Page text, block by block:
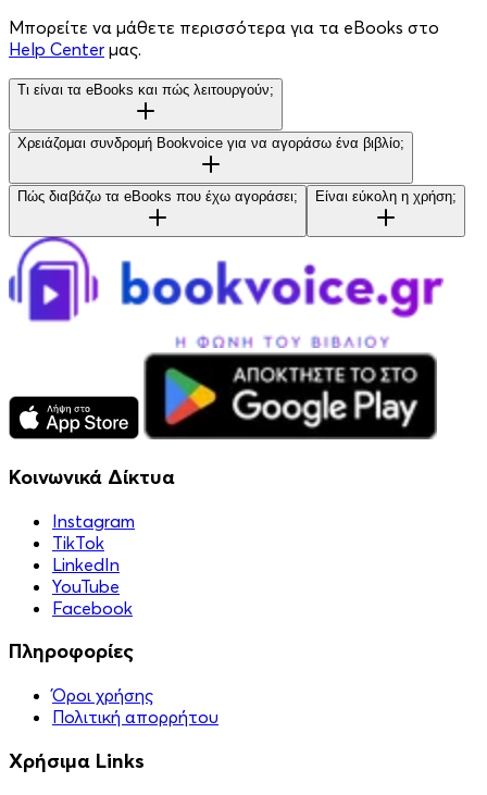
Μπορείτε να μάθετε περισσότερα για τα eBooks στο
Help Center μας.
Τι είναι τα eBooks και πώς λειτουργούν;
Χρειάζομαι συνδρομή Bookvoice για να αγοράσω ένα βιβλίο;
Πώς διαβάζω τα eBooks που έχω αγοράσει; Είναι εύκολη η χρήση;
Κοινωνικά Δίκτυα
Instagram
TikTok
LinkedIn
YouTube
Facebook
Πληροφορίες
Όροι χρήσης
Πολιτική απορρήτου
Χρήσιμα Links